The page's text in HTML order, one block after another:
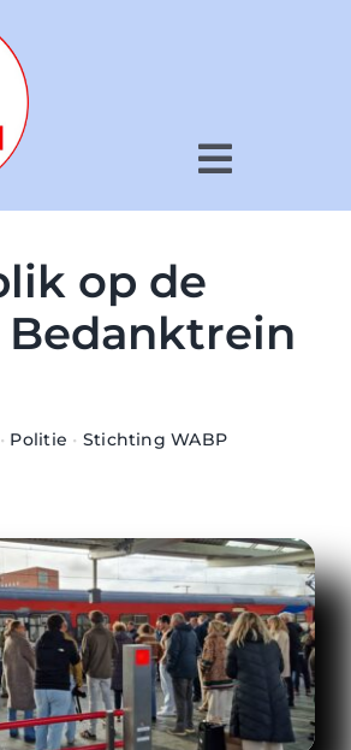
Toggle
Voor wie?
WABP Shop
Contact
op de
Bedanktrein
• Politie • Stichting WABP